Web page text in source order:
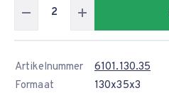
Artikelnummer
6101.130.35
Formaat
130x35x3